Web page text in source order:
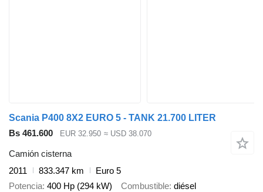
Scania P400 8X2 EURO 5 - TANK 21.700 LITER
Bs 461.600
EUR 32.950 ≈ USD 38.070
Camión cisterna
2011
833.347 km
Euro 5
Potencia 400 Hp (294 kW) Combustible diésel